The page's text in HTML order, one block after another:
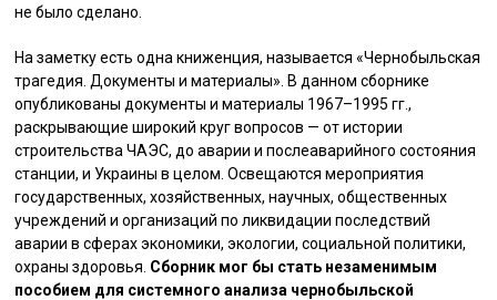
не было сделано.
На заметку есть одна книженция, называется «Чернобыльская
трагедия. Документы и материалы». В данном сборнике
опубликованы документы и материалы 1967–1995 гг.,
раскрывающие широкий круг вопросов — от истории
строительства ЧАЭС, до аварии и послеаварийного состояния
станции, и Украины в целом. Освещаются мероприятия
государственных, хозяйственных, научных, общественных
учреждений и организаций по ликвидации последствий
аварии в сферах экономики, экологии, социальной политики,
охраны здоровья. Сборник мог бы стать незаменимым
пособием для системного анализа чернобыльской